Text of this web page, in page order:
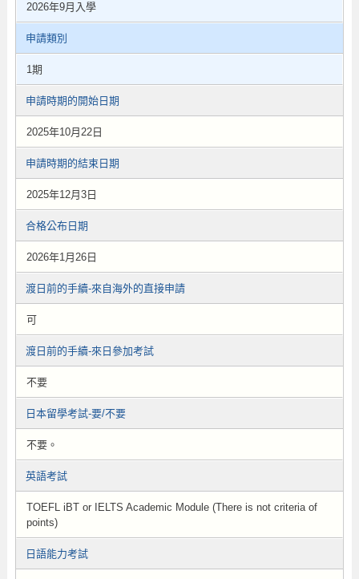
2026年9月入學
申請類別
1期
申請時期的開始日期
2025年10月22日
申請時期的結束日期
2025年12月3日
合格公布日期
2026年1月26日
渡日前的手續-來自海外的直接申請
可
渡日前的手續-來日參加考試
不要
日本留學考試-要/不要
不要。
英語考試
TOEFL iBT or IELTS Academic Module (There is not criteria of
points)
日語能力考試